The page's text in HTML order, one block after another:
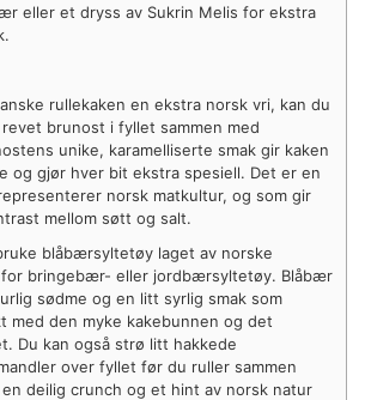
eller et dryss av Sukrin Melis for ekstra
rullekaken en ekstra norsk vri, kan du
brunost i fyllet sammen med
unike, karamelliserte smak gir kaken
og gjør hver bit ekstra spesiell. Det er en
norsk matkultur, og som gir
mellom søtt og salt.
blåbærsyltetøy laget av norske
bringebær- eller jordbærsyltetøy. Blåbær
sødme og en litt syrlig smak som
med den myke kakebunnen og det
Du kan også strø litt hakkede
over fyllet før du ruller sammen
deilig crunch og et hint av norsk natur